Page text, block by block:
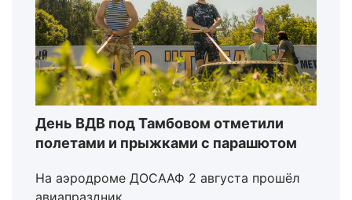
День ВДВ под Тамбовом отметили
полетами и прыжками с парашютом
На аэродроме ДОСААФ 2 августа прошёл
авиапраздник.